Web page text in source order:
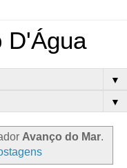
D'Água
▼
▼
Avanço do Mar.